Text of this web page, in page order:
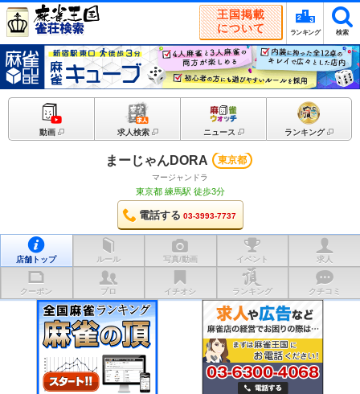
王国掲載
について
ランキング 検索
動画 求人検索 ニュース ランキング
まーじゃんDORA 東京都
マージャンドラ
東京都 練馬駅 徒歩3分
電話する 03-3993-7737
店舗トップ ルール 写真/動画 イベント 求人
クーポン プロ イチオシ ランキング クチコミ